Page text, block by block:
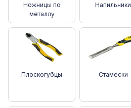
Ножницы по
металлу
Напильники
Плоскогубцы Стамески